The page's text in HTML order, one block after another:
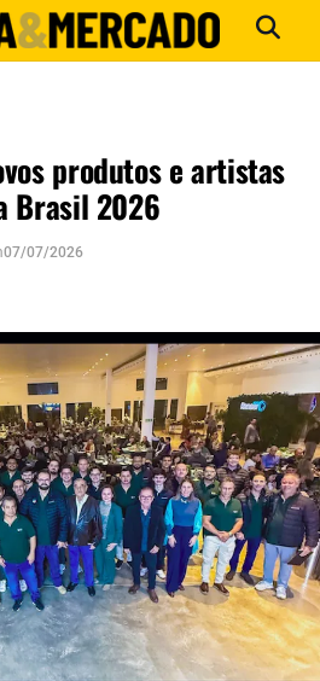
produtos e artistas
Brasil 2026
07/07/2026